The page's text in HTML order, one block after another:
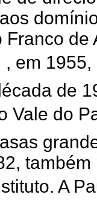
Franco
em
de
Vale do
A